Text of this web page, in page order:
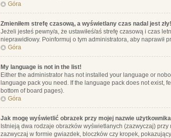
Góra
Zmieniłem strefę czasową, a wyświetlany czas nadal jest zły!
Jeżeli jesteś pewny/a, że ustawiłeś/aś strefę czasową i czas
nieprawidłowy. Poinformuj o tym administratora, aby naprawił
Góra
My language is not in the list!
Either the administrator has not installed your language or
language pack you need. If the language pack does not exist,
bottom of board pages).
Góra
Jak mogę wyświetlić obrazek przy mojej nazwie
Istnieją dwa rodzaje obrazków wyświetlanych (zazwyczaj)
zazwyczaj w formie gwiazdek, bloczków czy kropek,